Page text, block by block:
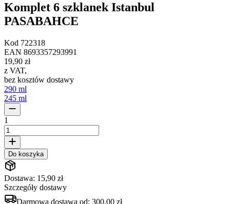
Komplet 6 szklanek Istanbul
PASABAHCE
Kod 722318
EAN 8693357293991
19,90 zł
z VAT,
bez kosztów dostawy
290 ml
245 ml
1
Do koszyka
Dostawa: 15,90 zł
Szczegóły dostawy
Darmowa dostawa od: 300,00 zł